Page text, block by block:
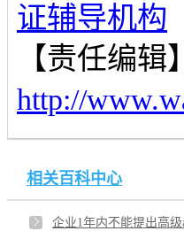
证辅导机构
【责任编辑
http://
相关百科中心